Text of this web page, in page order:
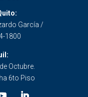
García /
1800
Octubre.
6to Piso